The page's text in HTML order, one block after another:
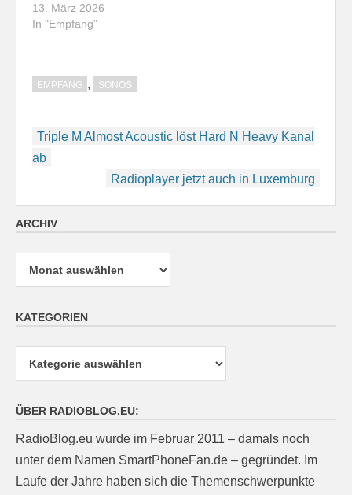
13. März 2026
In "Empfang"
EMPFANG , SONOS
Beitragsnavigation
Triple M Almost Acoustic löst Hard N Heavy Kanal
ab
Radioplayer jetzt auch in Luxemburg
ARCHIV
Archiv
KATEGORIEN
Kategorien
ÜBER RADIOBLOG.EU:
RadioBlog.eu wurde im Februar 2011 – damals noch
unter dem Namen SmartPhoneFan.de – gegründet. Im
Laufe der Jahre haben sich die Themenschwerpunkte